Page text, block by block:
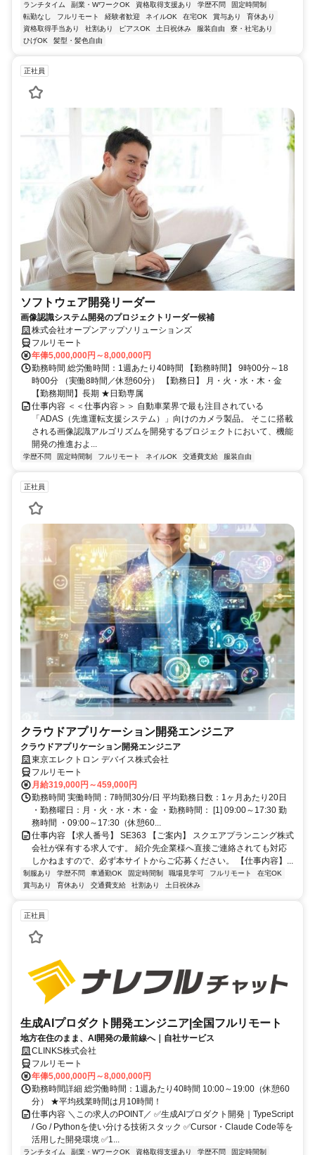
ランチタイム 副業・WワークOK 資格取得支援あり 学歴不問
固定時間制
転勤なし
フルリモート 経験者歓迎 ネイルOK 在宅OK 賞与あり
育休あり
資格取得手当あり
社割あり ピアスOK 土日祝休み 服装自由
寮・社宅あり
ひげOK
髪型・髪色自由
正社員
ソフトウェア開発リーダー
画像認識システム開発のプロジェクトリーダー候補
株式会社オープンアップソリューションズ
フルリモート
年俸5,000,000円～8,000,000円
勤務時間 総労働時間：1週あたり40時間 【勤務時間】 9時00分～18
時00分 （実働8時間／休憩60分） 【勤務日】 月・火・水・木・金
【勤務期間】長期 ★日勤専属
仕事内容 ＜＜仕事内容＞＞ 自動車業界で最も注目されている
「ADAS（先進運転支援システム）」向けのカメラ製品。 そこに搭載
される画像認識アルゴリズムを開発するプロジェクトにおいて、機能
開発の推進およ...
学歴不問 固定時間制 フルリモート ネイルOK 交通費支給 服装自由
正社員
クラウドアプリケーション開発エンジニア
クラウドアプリケーション開発エンジニア
東京エレクトロン デバイス株式会社
フルリモート
月給319,000円～459,000円
勤務時間 実働時間：7時間30分/日 平均勤務日数：1ヶ月あたり20日
・勤務曜日：月・火・水・木・金 ・勤務時間： [1] 09:00～17:30 勤
務時間 ・09:00～17:30（休憩60...
仕事内容 【求人番号】 SE363 【ご案内】 スクエアプランニング株式
会社が保有する求人です。 紹介先企業様へ直接ご連絡されても対応
しかねますので、必ず本サイトからご応募ください。 【仕事内容】...
制服あり 学歴不問 車通勤OK 固定時間制 職場見学可 フルリモート
在宅OK
賞与あり
育休あり 交通費支給 社割あり 土日祝休み
正社員
生成AIプロダクト開発エンジニア|全国フルリモート
地方在住のまま、AI開発の最前線へ｜自社サービス
CLINKS株式会社
フルリモート
年俸5,000,000円～8,000,000円
勤務時間詳細 総労働時間：1週あたり40時間 10:00～19:00（休憩60
分） ★平均残業時間は月10時間！
仕事内容 ＼この求人のPOINT／ ✅生成AIプロダクト開発｜TypeScript
/ Go / Pythonを使い分ける技術スタック ✅Cursor・Claude Code等を
活用した開発環境 ✅1...
ランチタイム 副業・WワークOK 資格取得支援あり 学歴不問 固定時間制